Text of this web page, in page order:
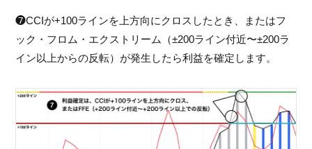
❼CCIが+100ラインを上方向にクロスしたとき、またはフ
ック・フロム・エクストリーム（±200ライン付近〜±200ラ
イン以上からの反転）が発生したら利益を確定します。